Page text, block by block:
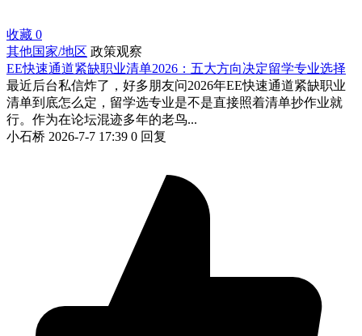
收藏 0
其他国家/地区 政策观察
EE快速通道紧缺职业清单2026：五大方向决定留学专业选择
最近后台私信炸了，好多朋友问2026年EE快速通道紧缺职业
清单到底怎么定，留学选专业是不是直接照着清单抄作业就
行。作为在论坛混迹多年的老鸟...
小石桥 2026-7-7 17:39 0 回复